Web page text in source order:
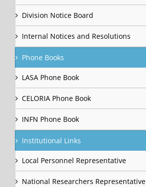
Division Notice Board
Internal Notices and Resolutions
Phone Books
LASA Phone Book
CELORIA Phone Book
INFN Phone Book
Institutional Links
Local Personnel Representative
National Researchers Representative